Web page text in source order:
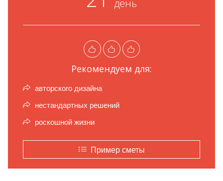
день
Рекомендуем для:
авторского дизайна
нестандартных решений
роскошной жизни
Пример сметы